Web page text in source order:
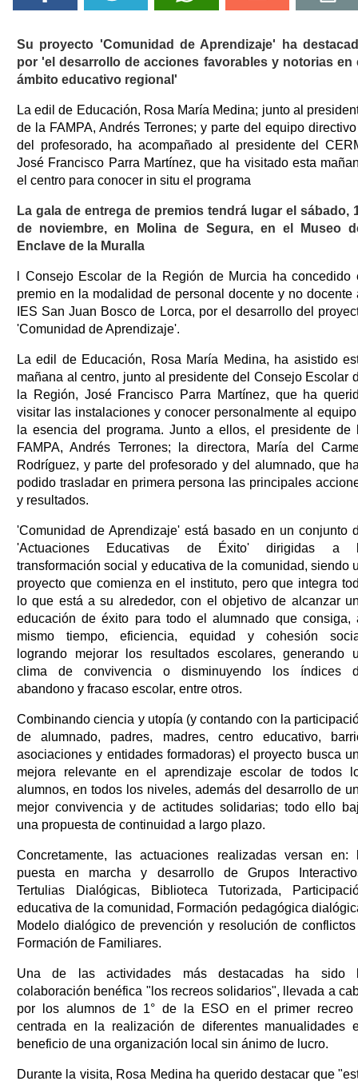
Su proyecto 'Comunidad de Aprendizaje' ha
por 'el desarrollo de acciones favorables y notorias en
ámbito educativo regional'
La edil de Educación, Rosa María Medina; junto al
de la FAMPA, Andrés Terrones; y parte del equipo
del profesorado, ha acompañado al presidente del
José Francisco Parra Martínez, que ha visitado esta
el centro para conocer in situ el programa
La gala de entrega de premios tendrá lugar el sábado,
de noviembre, en Molina de Segura, en el Museo
Enclave de la Muralla
l Consejo Escolar de la Región de Murcia ha concedido
premio en la modalidad de personal docente y no docente
IES San Juan Bosco de Lorca, por el desarrollo del
'Comunidad de Aprendizaje'.
La edil de Educación, Rosa María Medina, ha asistido
mañana al centro, junto al presidente del Consejo Escolar
la Región, José Francisco Parra Martínez, que ha
visitar las instalaciones y conocer personalmente al
la esencia del programa. Junto a ellos, el presidente de
FAMPA, Andrés Terrones; la directora, María del
Rodríguez, y parte del profesorado y del alumnado, que
podido trasladar en primera persona las principales
y resultados.
'Comunidad de Aprendizaje' está basado en un conjunto
'Actuaciones Educativas de Éxito' dirigidas a
transformación social y educativa de la comunidad, siendo
proyecto que comienza en el instituto, pero que integra
lo que está a su alrededor, con el objetivo de alcanzar
educación de éxito para todo el alumnado que consiga,
mismo tiempo, eficiencia, equidad y cohesión
logrando mejorar los resultados escolares, generando
clima de convivencia o disminuyendo los índices
abandono y fracaso escolar, entre otros.
Combinando ciencia y utopía (y contando con la
de alumnado, padres, madres, centro educativo,
asociaciones y entidades formadoras) el proyecto busca
mejora relevante en el aprendizaje escolar de todos
alumnos, en todos los niveles, además del desarrollo de
mejor convivencia y de actitudes solidarias; todo ello
una propuesta de continuidad a largo plazo.
Concretamente, las actuaciones realizadas versan en:
puesta en marcha y desarrollo de Grupos
Tertulias Dialógicas, Biblioteca Tutorizada,
educativa de la comunidad, Formación pedagógica
Modelo dialógico de prevención y resolución de
Formación de Familiares.
Una de las actividades más destacadas ha sido
colaboración benéfica "los recreos solidarios", llevada a
por los alumnos de 1° de la ESO en el primer recreo
centrada en la realización de diferentes manualidades
beneficio de una organización local sin ánimo de lucro.
Durante la visita, Rosa Medina ha querido destacar que